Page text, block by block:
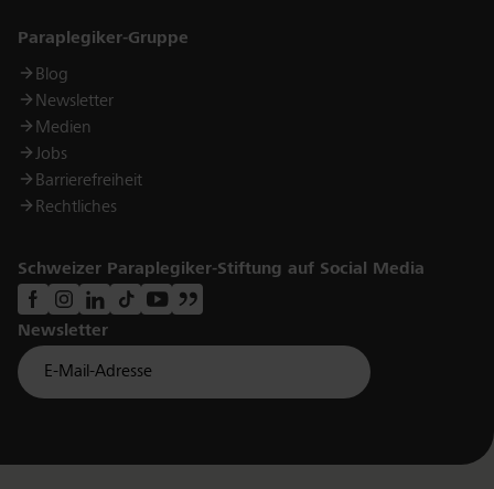
Links
Paraplegiker-Gruppe
Blog
Newsletter
Medien
Jobs
Barrierefreiheit
Rechtliches
Schweizer Paraplegiker-Stiftung auf Social Media
Newsletter
Für Newsletter der Paraplegiker Stiftung anmelden